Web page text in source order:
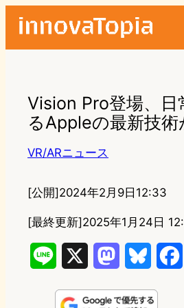
Vision Pro登場、日
るAppleの最新技術
VR/ARニュース
[公開]2024年2月9日12:33
[最終更新]2025年1月24日